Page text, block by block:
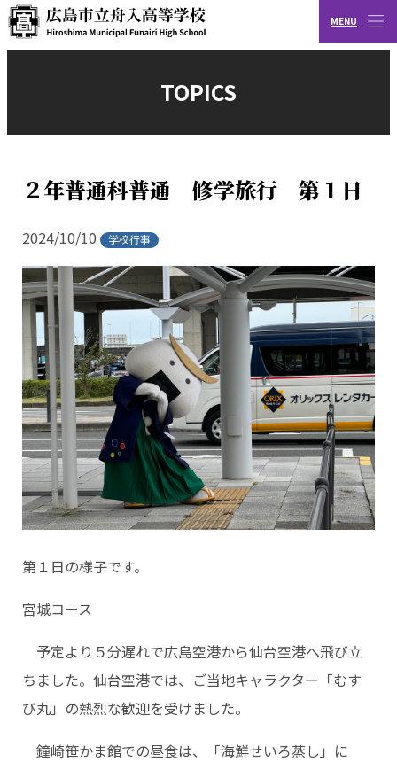
広島市立舟入高等学校
TOPICS
２年普通科普通 修学旅行 第１日
2024/10/10 学校行事
第１日の様子です。
宮城コース
予定より５分遅れで広島空港から仙台空港へ飛び立
ちました。仙台空港では、ご当地キャラクター「むす
び丸」の熱烈な歓迎を受けました。
鐘崎笹かま館での昼食は、「海鮮せいろ蒸し」に
MENU